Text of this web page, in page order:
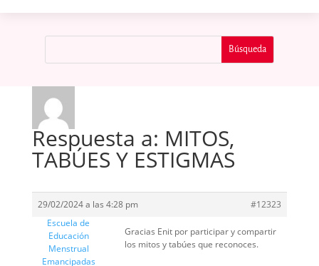
Respuesta a: MITOS,
TABÚES Y ESTIGMAS
29/02/2024 a las 4:28 pm
#12323
Escuela de
Educación
Menstrual
Emancipadas
Gracias Enit por participar y compartir
los mitos y tabúes que reconoces.